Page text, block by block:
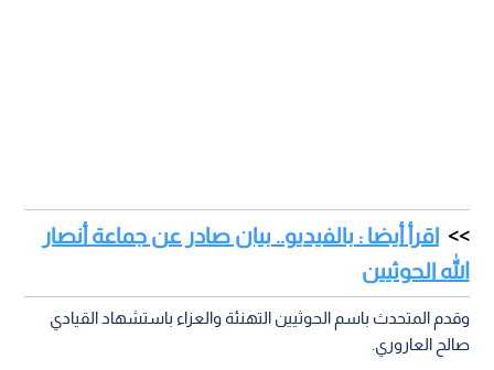
اقرأ أيضا : بالفيديو.. بيان صادر عن جماعة أنصار
الله الحوثيين
وقدم المتحدث باسم الحوثيين التهنئة والعزاء باستشهاد القيادي
صالح العاروري.